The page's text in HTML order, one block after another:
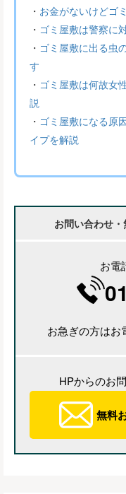
・ お金がないけどゴ
・ ゴミ屋敷は警察に
・ ゴミ屋敷に出る虫
す
・ ゴミ屋敷は何故女
説
・ ゴミ屋敷になる原
イプを解説
お問い合わせ
お電
お急ぎの方はお
HPからのお
無料